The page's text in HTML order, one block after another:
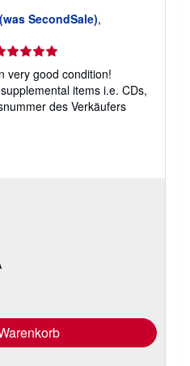
SecondSale),
very good condition!
items i.e. CDs,
des Verkäufers